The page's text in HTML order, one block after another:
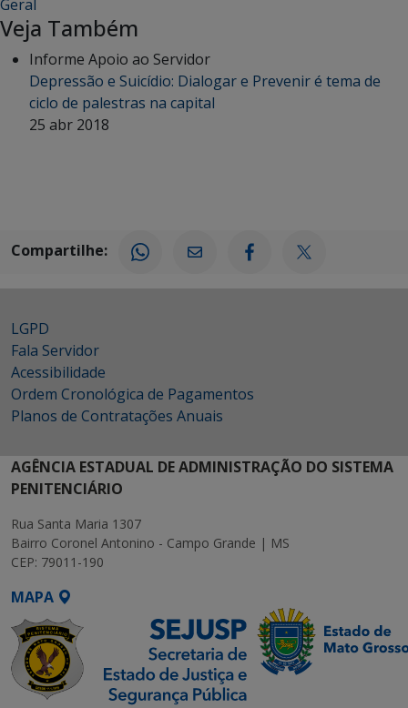
Geral
Veja Também
Informe Apoio ao Servidor
Depressão e Suicídio: Dialogar e Prevenir é tema de
ciclo de palestras na capital
25 abr 2018
Compartilhe:
LGPD
Fala Servidor
Acessibilidade
Ordem Cronológica de Pagamentos
Planos de Contratações Anuais
AGÊNCIA ESTADUAL DE ADMINISTRAÇÃO DO SISTEMA
PENITENCIÁRIO
Rua Santa Maria 1307
Bairro Coronel Antonino - Campo Grande | MS
CEP: 79011-190
MAPA